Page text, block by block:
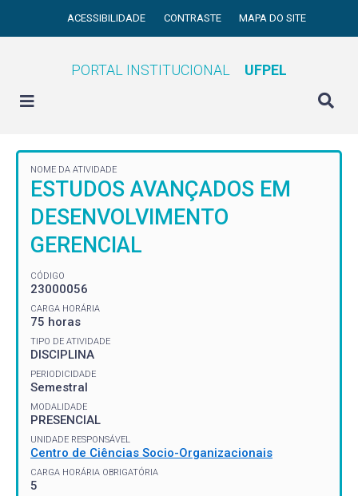
ACESSIBILIDADE CONTRASTE MAPA DO SITE
PORTAL INSTITUCIONAL UFPEL
NOME DA ATIVIDADE
ESTUDOS AVANÇADOS EM
DESENVOLVIMENTO
GERENCIAL
CÓDIGO
23000056
CARGA HORÁRIA
75 horas
TIPO DE ATIVIDADE
DISCIPLINA
PERIODICIDADE
Semestral
MODALIDADE
PRESENCIAL
UNIDADE RESPONSÁVEL
Centro de Ciências Socio-Organizacionais
CARGA HORÁRIA OBRIGATÓRIA
5